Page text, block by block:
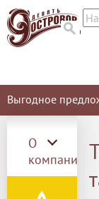
Выгодное
О
компании